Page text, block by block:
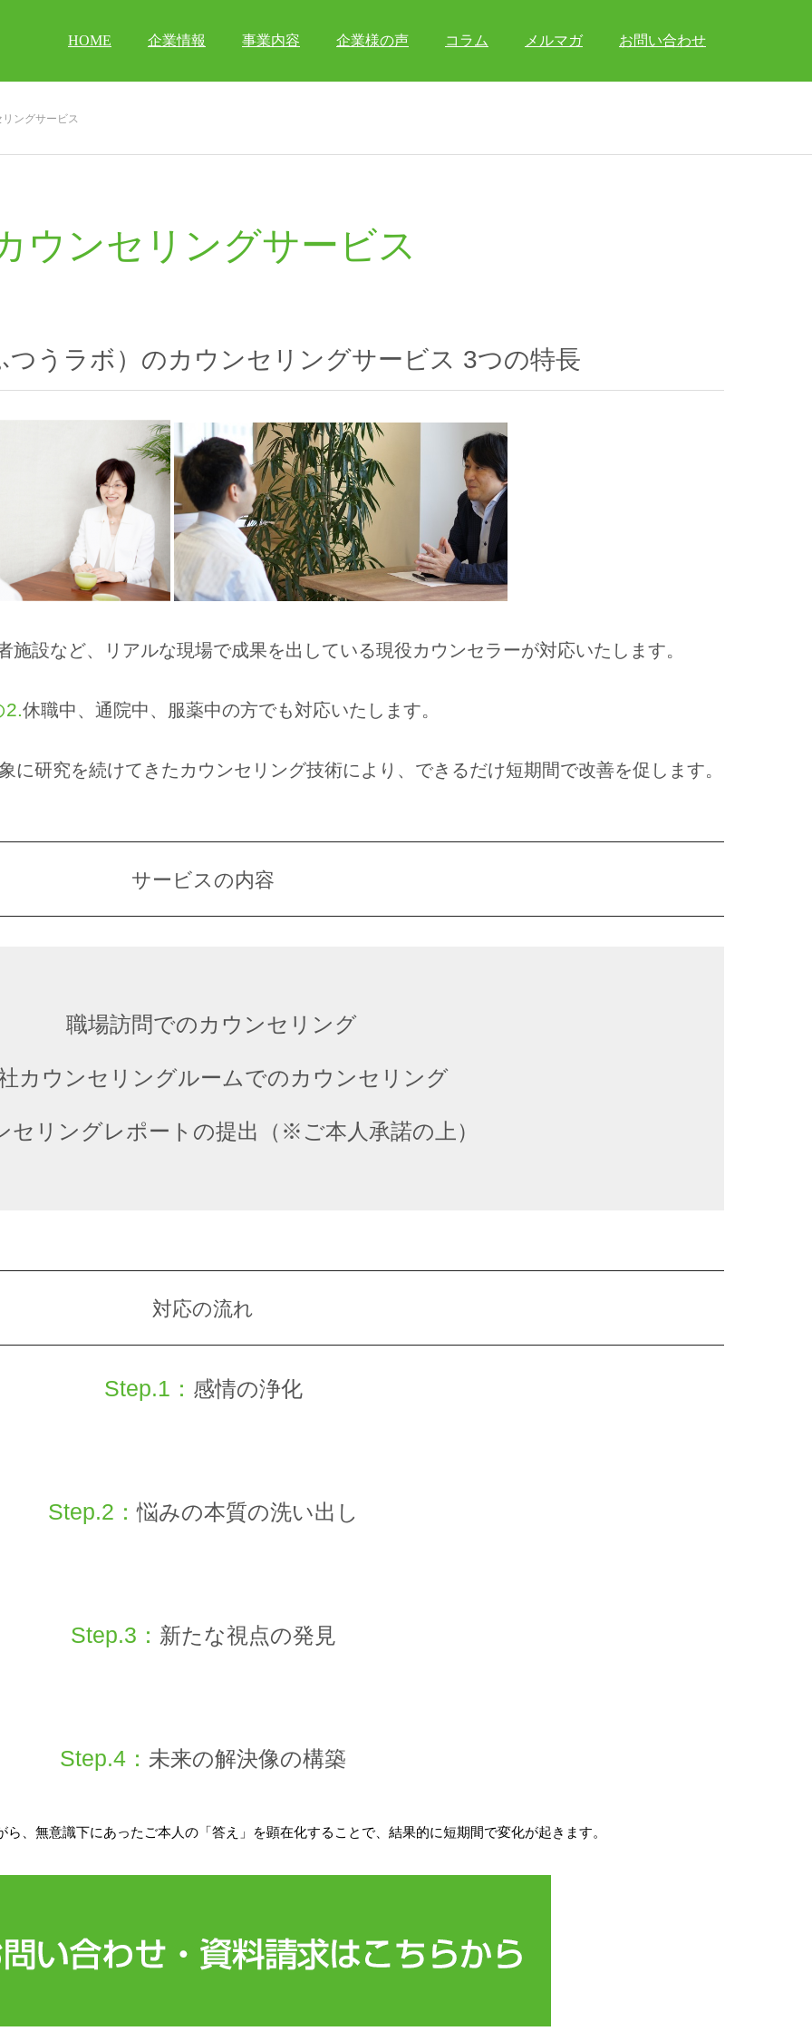
HOME 企業情報 事業内容 企業様の声 コラム メルマガ お問い合わせ
ングサービス
ウンセリングサービス
つうラボ）のカウンセリングサービス 3つの特長
施設など、リアルな現場で成果を出している現役カウンセラーが対応いたします。
2.休職中、通院中、服薬中の方でも対応いたします。
に研究を続けてきたカウンセリング技術により、できるだけ短期間で改善を促します。
サービスの内容
職場訪問でのカウンセリング
カウンセリングルームでのカウンセリング
セリングレポートの提出（※ご本人承諾の上）
対応の流れ
Step.1： 感情の浄化
Step.2：悩みの本質の洗い出し
Step.3： 新たな視点の発見
Step.4： 未来の解決像の構築
、無意識下にあったご本人の「答え」を顕在化することで、結果的に短期間で変化が起きます。